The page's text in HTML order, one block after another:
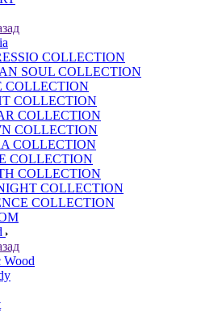
COLLECTION
SOUL COLLECTION
COLLECTION
COLLECTION
COLLECTION
COLLECTION
COLLECTION
COLLECTION
COLLECTION
COLLECTION
COLLECTION
Wood